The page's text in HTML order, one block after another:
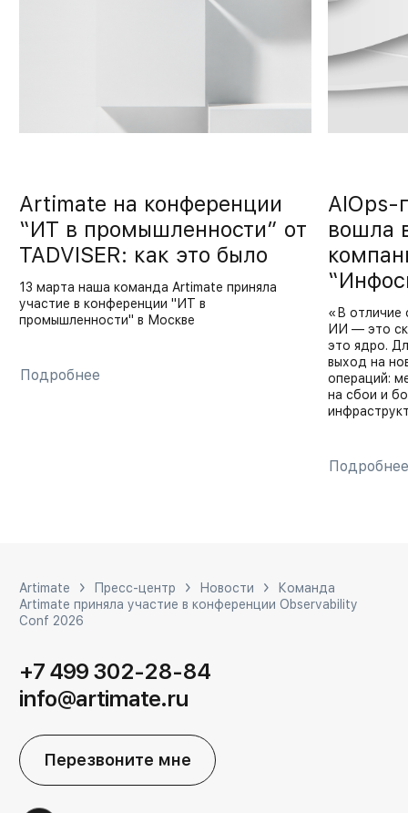
Artimate на конференции
“ИТ в промышленности” от
TADVISER: как это было
13 марта наша команда Artimate приняла
участие в конференции "ИТ в
промышленности" в Москве
Подробнее
AIOps-
вошла
«В отличие
ИИ — это
это ядро.
выход на
операций:
на сбои и
Подробнее
Artimate Пресс-центр Новости
Команда
Artimate приняла участие в конференции Observability
Conf 2026
+7 499 302-28-84
info@artimate.ru
Перезвоните мне